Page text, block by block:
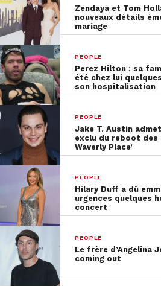
Zendaya et Tom
nouveaux détails
mariage
PEOPLE
Perez Hilton : sa
été chez lui
son hospitalisation
PEOPLE
Jake T. Austin
exclu du reboot des
Waverly Place’
PEOPLE
Hilary Duff a dû
urgences quelques
concert
PEOPLE
Le frère d’Angelina
coming out